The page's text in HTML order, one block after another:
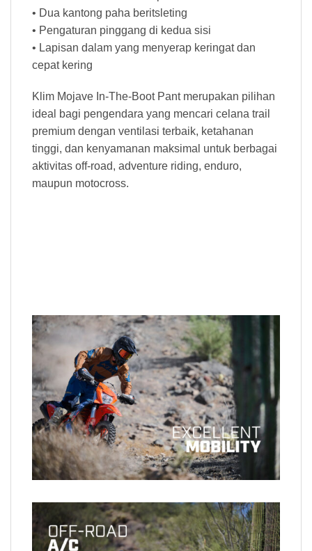
• Dua kantong paha beritsleting
• Pengaturan pinggang di kedua sisi
• Lapisan dalam yang menyerap keringat dan
cepat kering
Klim Mojave In-The-Boot Pant merupakan pilihan
ideal bagi pengendara yang mencari celana trail
premium dengan ventilasi terbaik, ketahanan
tinggi, dan kenyamanan maksimal untuk berbagai
aktivitas off-road, adventure riding, enduro,
maupun motocross.